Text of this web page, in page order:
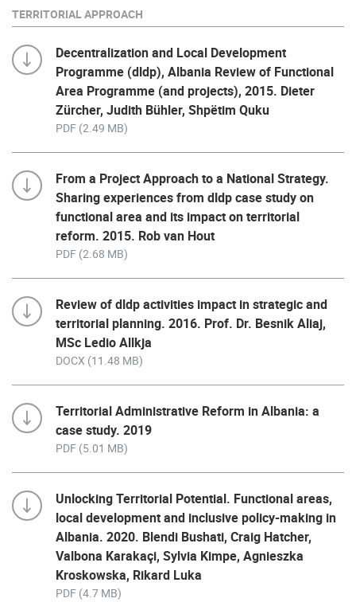
TERRITORIAL APPROACH
Decentralization and Local Development
Programme (dldp), Albania Review of Functional
Area Programme (and projects), 2015. Dieter
Zürcher, Judith Bühler, Shpëtim Quku
PDF (2.49 MB)
From a Project Approach to a National Strategy.
Sharing experiences from dldp case study on
functional area and its impact on territorial
reform. 2015. Rob van Hout
PDF (2.68 MB)
Review of dldp activities impact in strategic and
territorial planning. 2016. Prof. Dr. Besnik Aliaj,
MSc Ledio Allkja
DOCX (11.48 MB)
Territorial Administrative Reform in Albania: a
case study. 2019
PDF (5.01 MB)
Unlocking Territorial Potential. Functional areas,
local development and inclusive policy-making in
Albania. 2020. Blendi Bushati, Craig Hatcher,
Valbona Karakaçi, Sylvia Kimpe, Agnieszka
Kroskowska, Rikard Luka
PDF (4.7 MB)